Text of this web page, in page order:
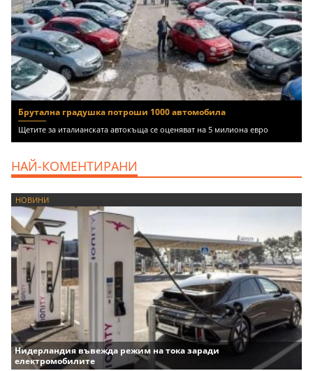
Брутална градушка потроши 1000 автомобила
Щетите за италианската автокъща се оценяват на 5 милиона евро
НАЙ-КОМЕНТИРАНИ
НОВИНИ
Нидерландия въвежда режим на тока заради
електромобилите